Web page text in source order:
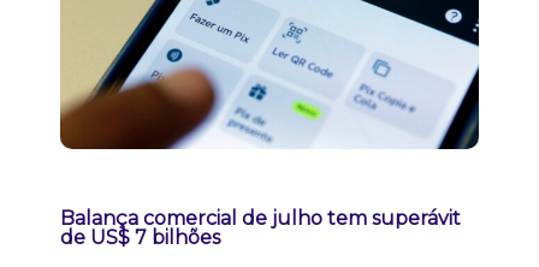
Balança comercial de julho tem superávit
de US$ 7 bilhões